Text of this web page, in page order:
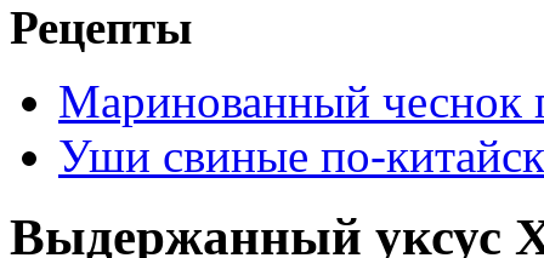
Рецепты
Маринованный чеснок
Уши свиные по-
Выдержанный уксус